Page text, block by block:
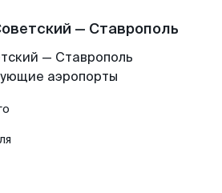
— Ставрополь
— Ставрополь
аэропорты